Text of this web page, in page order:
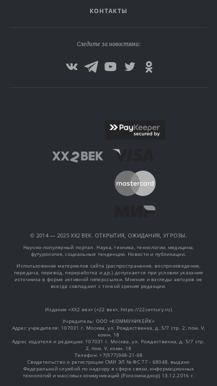
КОНТАКТЫ
Следите за новостями:
© 2014 — 2025 XX2 ВЕК. ОТКРЫТИЯ, ОЖИДАНИЯ, УГРОЗЫ.
Научно-популярный портал. Наука, техника, технологии, медицина,
футурология, социальные тенденции. Новости и публикации.
Использование материалов сайта (распространение, воспроизведение,
передача, перевод, переработка и др.) допускается при условии указания
источника в форме активной гиперссылки. Мнения и взгляды авторов не
всегда совпадают с точкой зрения редакции.
Издание «XX2 век» («22 век», https://22century.ru)
Учредитель: OOO «КОММУНИКЕЙК»
Адрес учредителя: 107031 г. Москва, ул. Рождественка, д. 5/7 стр. 2, пом. V,
комн. 18
Адрес издателя и редакции: 107031 г. Москва, ул. Рождественка, д. 5/7 стр.
2, пом. V, комн. 18
Телефон: +7(977)948-21-08
Свидетельство о регистрации СМИ ЭЛ № ФС 77 - 68048, выдано
Федеральной службой по надзору в сфере связи, информационных
технологий и массовых коммуникаций (Роскомнадзор) 13.12.2016 г.